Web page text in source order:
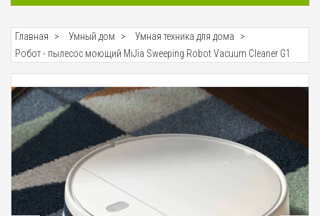
Главная Умный дом
Умная техника для дома
Робот - пылесос моющий MiJia Sweeping Robot Vacuum Cleaner G1